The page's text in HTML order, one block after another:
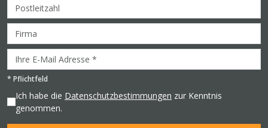
* Pflichtfeld
Ich habe die Datenschutzbestimmungen zur Kenntnis
genommen.